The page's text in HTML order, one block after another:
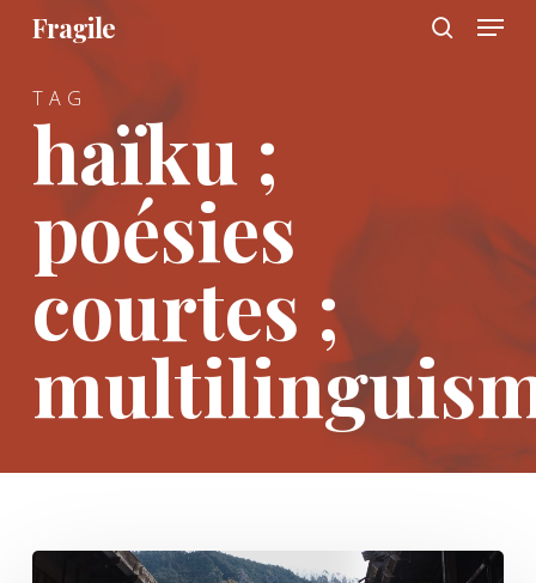
Skip
content
Fragile Menu
TAG
haïku ;
poésies
courtes ;
1